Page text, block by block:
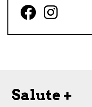
Follow
Follow
Salute +